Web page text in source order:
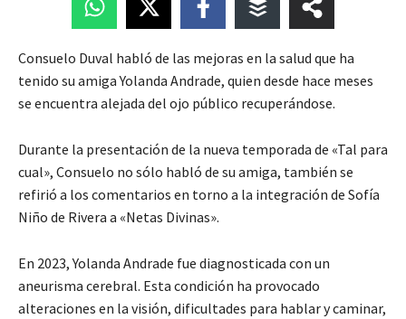
Consuelo Duval habló de las mejoras en la salud que ha
tenido su amiga Yolanda Andrade, quien desde hace meses
se encuentra alejada del ojo público recuperándose.
Durante la presentación de la nueva temporada de «Tal para
cual», Consuelo no sólo habló de su amiga, también se
refirió a los comentarios en torno a la integración de Sofía
Niño de Rivera a «Netas Divinas».
En 2023, Yolanda Andrade fue diagnosticada con un
aneurisma cerebral. Esta condición ha provocado
alteraciones en la visión, dificultades para hablar y caminar,